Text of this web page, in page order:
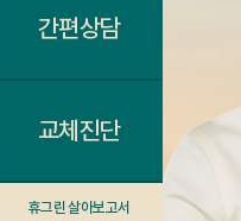
간편상담
교체진단
휴그린 살아보고서